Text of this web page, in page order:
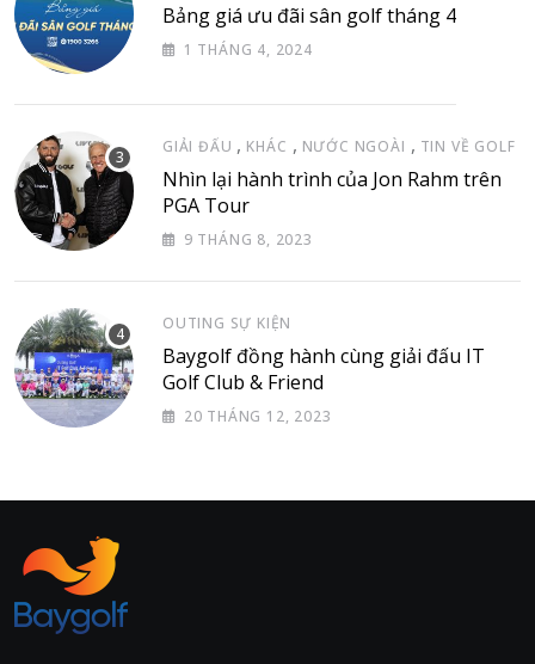
Bảng giá ưu đãi sân golf tháng 4
1 THÁNG 4, 2024
GIẢI ĐẤU , KHÁC , NƯỚC NGOÀI , TIN VỀ GOLF
Nhìn lại hành trình của Jon Rahm trên
PGA Tour
9 THÁNG 8, 2023
OUTING SỰ KIỆN
Baygolf đồng hành cùng giải đấu IT
Golf Club & Friend
20 THÁNG 12, 2023